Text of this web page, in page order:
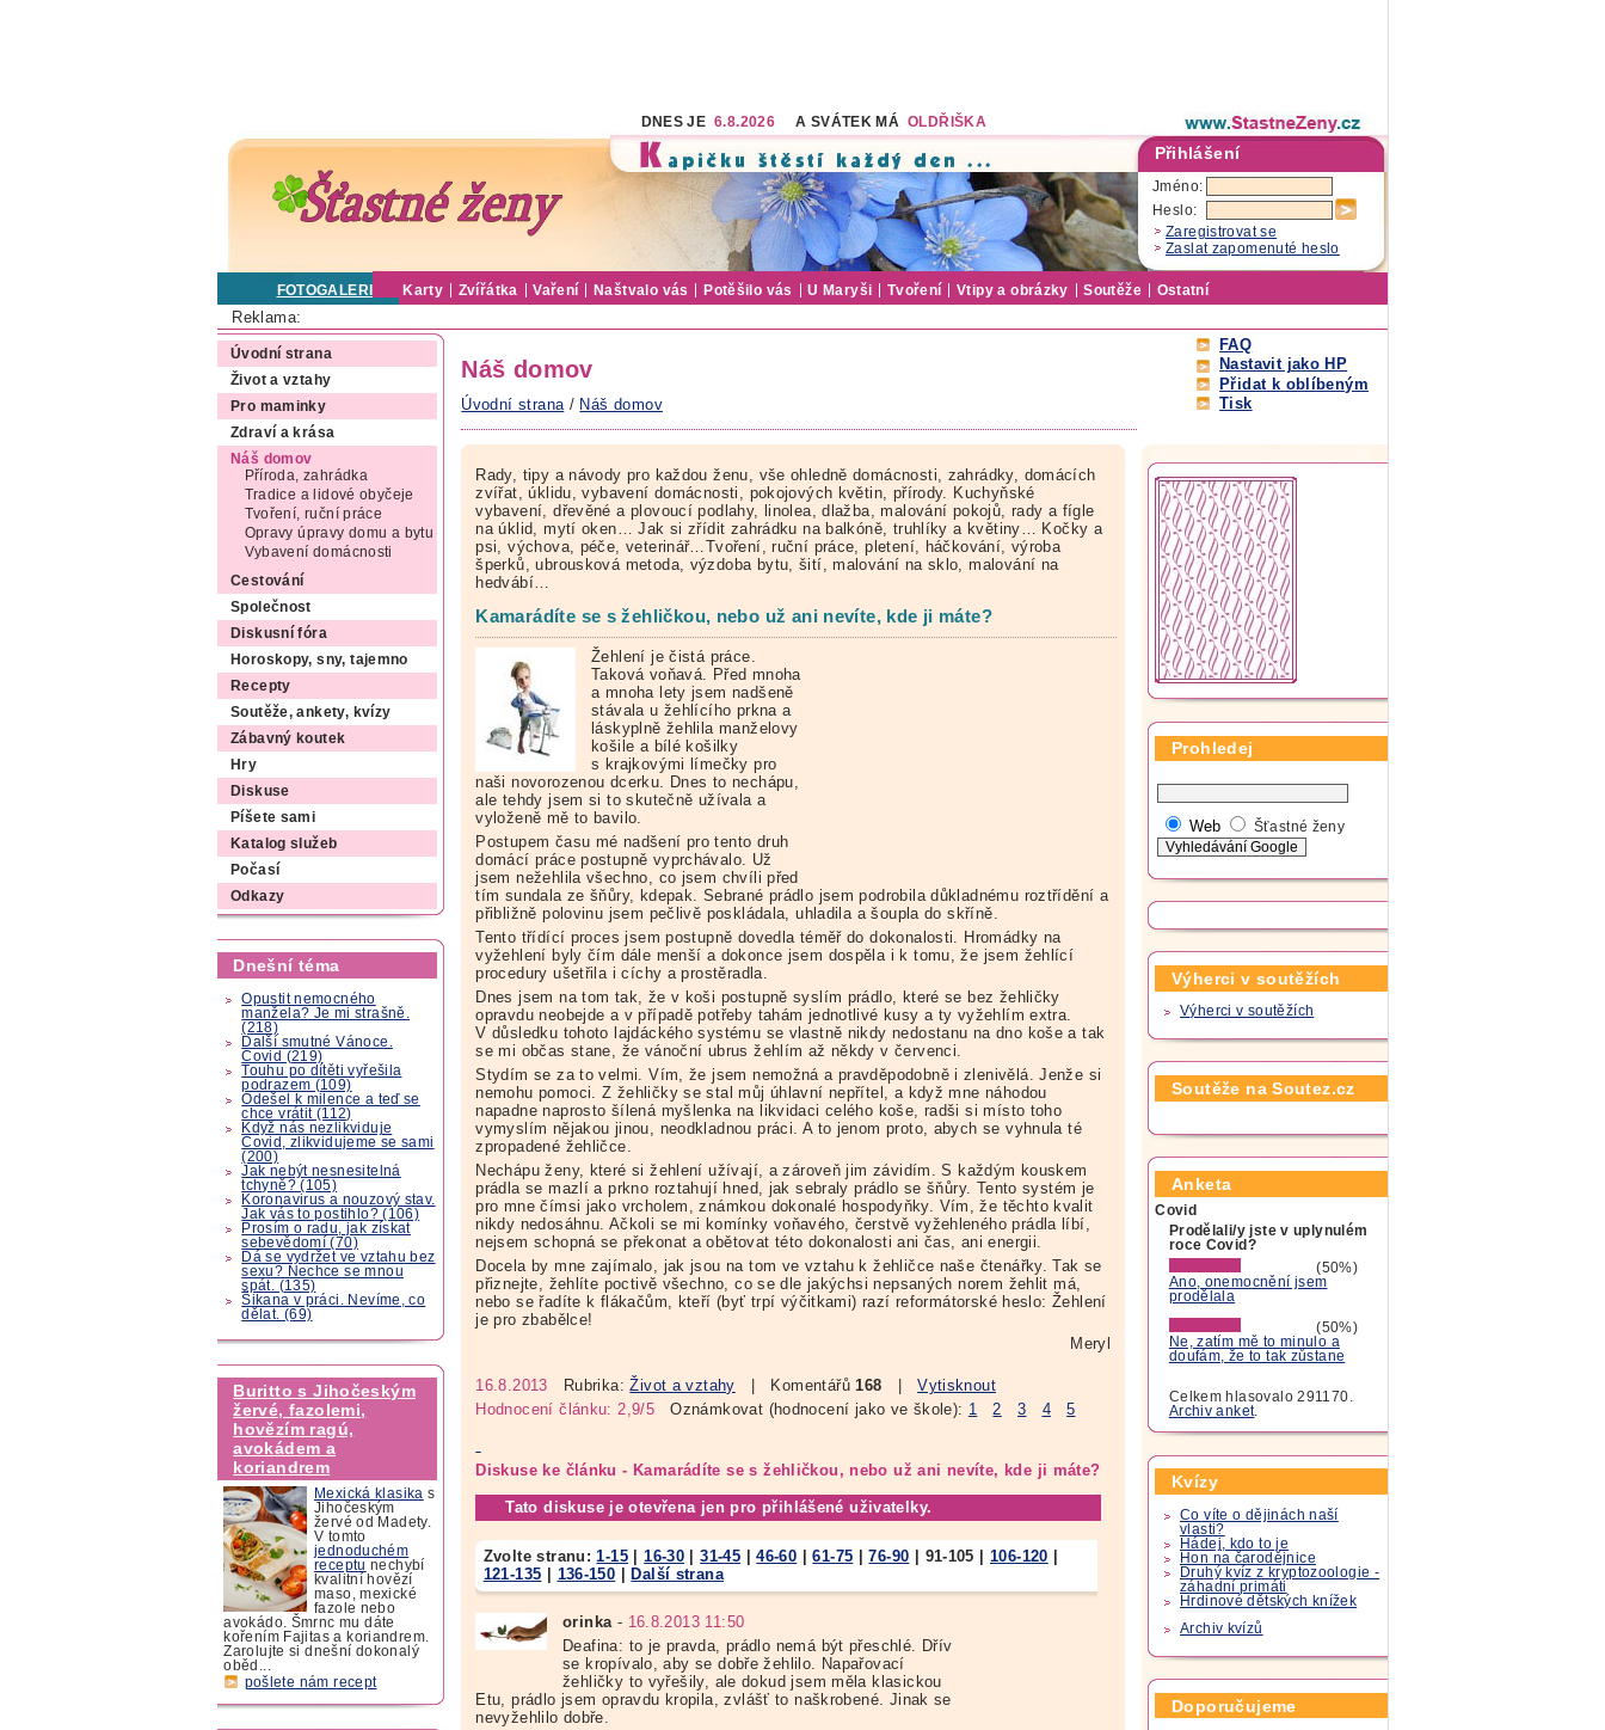
DNES JE 6.8.2026 A SVÁTEK MÁ OLDŘIŠKA
Přihlášení
Jméno:
Heslo:
Zaregistrovat se
Zaslat zapomenuté heslo
FOTOGALERIE Karty Zvířátka Vaření Naštvalo vás Potěšilo vás U Maryši Tvoření Vtipy a obrázky Soutěže Ostatní
Reklama:
Úvodní strana
Život a vztahy
Pro maminky
Zdraví a krása
Náš domov
Příroda, zahrádka
Tradice a lidové obyčeje
Tvoření, ruční práce
Opravy úpravy domu a bytu
Vybavení domácnosti
Cestování
Společnost
Diskusní fóra
Horoskopy, sny, tajemno
Recepty
Soutěže, ankety, kvízy
Zábavný koutek
Hry
Diskuse
Píšete sami
Katalog služeb
Počasí
Odkazy
Dnešní téma
Opustit nemocného
manžela? Je mi strašně.
(218)
Další smutné Vánoce.
Covid (219)
Touhu po dítěti vyřešila
podrazem (109)
Odešel k milence a teď se
chce vrátit (112)
Když nás nezlikviduje
Covid, zlikvidujeme se sami
(200)
Jak nebýt nesnesitelná
tchyně? (105)
Koronavirus a nouzový stav.
Jak vás to postihlo? (106)
Prosím o radu, jak získat
sebevědomí (70)
Dá se vydržet ve vztahu bez
sexu? Nechce se mnou
spát. (135)
Šikana v práci. Nevíme, co
dělat. (69)
Buritto s Jihočeským
žervé, fazolemi,
hovězím ragú,
avokádem a
koriandrem
Mexická klasika s
Jihočeským
žervé od Madety.
V tomto
jednoduchém
receptu nechybí
kvalitní hovězí
maso, mexické
fazole nebo
avokádo. Šmrnc mu dáte
kořením Fajitas a koriandrem.
Zarolujte si dnešní dokonalý
oběd...
pošlete nám recept
Náš domov
Úvodní strana / Náš domov
FAQ
Nastavit jako HP
Přidat k oblíbeným
Tisk
Rady, tipy a návody pro každou ženu, vše ohledně domácnosti, zahrádky, domácích
zvířat, úklidu, vybavení domácnosti, pokojových květin, přírody. Kuchyňské
vybavení, dřevěné a plovoucí podlahy, linolea, dlažba, malování pokojů, rady a fígle
na úklid, mytí oken… Jak si zřídit zahrádku na balkóně, truhlíky a květiny… Kočky a
psi, výchova, péče, veterinář…Tvoření, ruční práce, pletení, háčkování, výroba
šperků, ubrousková metoda, výzdoba bytu, šití, malování na sklo, malování na
hedvábí…
Kamarádíte se s žehličkou, nebo už ani nevíte, kde ji máte?
Žehlení je čistá práce.
Taková voňavá. Před mnoha
a mnoha lety jsem nadšeně
stávala u žehlícího prkna a
láskyplně žehlila manželovy
košile a bílé košilky
s krajkovými límečky pro
naši novorozenou dcerku. Dnes to nechápu,
ale tehdy jsem si to skutečně užívala a
vyloženě mě to bavilo.
Postupem času mé nadšení pro tento druh
domácí práce postupně vyprchávalo. Už
jsem nežehlila všechno, co jsem chvíli před
tím sundala ze šňůry, kdepak. Sebrané prádlo jsem podrobila důkladnému roztřídění a
přibližně polovinu jsem pečlivě poskládala, uhladila a šoupla do skříně.
Tento třídící proces jsem postupně dovedla téměř do dokonalosti. Hromádky na
vyžehlení byly čím dále menší a dokonce jsem dospěla i k tomu, že jsem žehlící
procedury ušetřila i cíchy a prostěradla.
Dnes jsem na tom tak, že v koši postupně syslím prádlo, které se bez žehličky
opravdu neobejde a v případě potřeby tahám jednotlivé kusy a ty vyžehlím extra.
V důsledku tohoto lajdáckého systému se vlastně nikdy nedostanu na dno koše a tak
se mi občas stane, že vánoční ubrus žehlím až někdy v červenci.
Stydím se za to velmi. Vím, že jsem nemožná a pravděpodobně i zlenivělá. Jenže si
nemohu pomoci. Z žehličky se stal můj úhlavní nepřítel, a když mne náhodou
napadne naprosto šílená myšlenka na likvidaci celého koše, radši si místo toho
vymyslím nějakou jinou, neodkladnou práci. A to jenom proto, abych se vyhnula té
zpropadené žehličce.
Nechápu ženy, které si žehlení užívají, a zároveň jim závidím. S každým kouskem
prádla se mazlí a prkno roztahují hned, jak sebraly prádlo se šňůry. Tento systém je
pro mne čímsi jako vrcholem, známkou dokonalé hospodyňky. Vím, že těchto kvalit
nikdy nedosáhnu. Ačkoli se mi komínky voňavého, čerstvě vyžehleného prádla líbí,
nejsem schopná se překonat a obětovat této dokonalosti ani čas, ani energii.
Docela by mne zajímalo, jak jsou na tom ve vztahu k žehličce naše čtenářky. Tak se
přiznejte, žehlíte poctivě všechno, co se dle jakýchsi nepsaných norem žehlit má,
nebo se řadíte k flákačům, kteří (byť trpí výčitkami) razí reformátorské heslo: Žehlení
je pro zbabělce!
Meryl
16.8.2013 Rubrika:Život a vztahy | Komentářů 168 |Vytisknout
Hodnocení článku: 2,9/5 Oznámkovat (hodnocení jako ve škole): 1 2 3 4 5
Diskuse ke článku - Kamarádíte se s žehličkou, nebo už ani nevíte, kde ji máte?
Tato diskuse je otevřena jen pro přihlášené uživatelky.
Zvolte stranu:1-15 |16-30 |31-45 |46-60 |61-75 |76-90 | 91-105 |106-120 |
121-135 | 136-150 |Další strana
orinka- 16.8.2013 11:50
Deafina: to je pravda, prádlo nemá být přeschlé. Dřív
se kropívalo, aby se dobře žehlilo. Napařovací
žehličky to vyřešily, ale dokud jsem měla klasickou
Etu, prádlo jsem opravdu kropila, zvlášť to naškrobené. Jinak se
nevyžehlilo dobře.
Prohledej
Web Šťastné ženy
Výherci v soutěžích
Výherci v soutěžích
Soutěže na Soutez.cz
Anketa
Covid
Prodělali/y jste v uplynulém
roce Covid?
(50%)
Ano, onemocnění jsem
prodělala
(50%)
Ne, zatím mě to minulo a
doufám, že to tak zůstane
Celkem hlasovalo 291170.
Archiv anket.
Kvízy
Co víte o dějinách naší
vlasti?
Hádej, kdo to je
Hon na čarodějnice
Druhý kvíz z kryptozoologie -
záhadní primáti
Hrdinové dětských knížek
Archiv kvízů
Doporučujeme